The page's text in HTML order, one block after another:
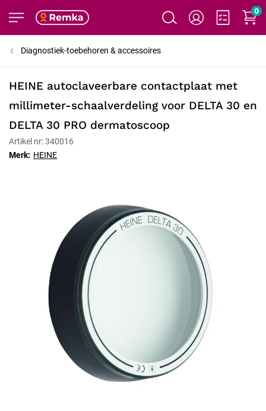
0
Diagnostiek-toebehoren & accessoires
HEINE autoclaveerbare contactplaat met
millimeter-schaalverdeling voor DELTA 30 en
DELTA 30 PRO dermatoscoop
Artikel nr: 340016
Merk: HEINE